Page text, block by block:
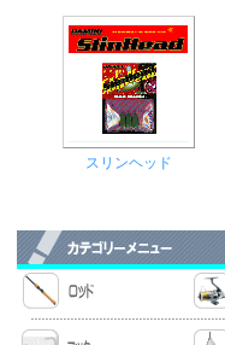
スリンヘッド